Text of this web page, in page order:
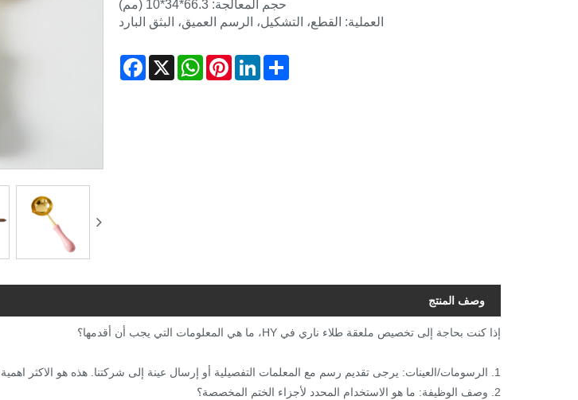
حجم المعالجة: 66.3*34*10 (مم)
العملية: القطع، التشكيل، الرسم العميق، البثق البارد
Facebook X
WhatsAppPinterestLinkedInShare
وصف المنتج
إذا كنت بحاجة إلى تخصيص ملعقة طلاء ناري في HY، ما هي المعلومات التي يجب أن أقدمها؟
1. الرسومات/العينات: يرجى تقديم رسم مع المعلمات التفصيلية أو إرسال عينة إلى شركتنا. هذه هو الاكثر اهمية.
2. وصف الوظيفة: ما هو الاستخدام المحدد لأجزاء الختم المخصصة؟